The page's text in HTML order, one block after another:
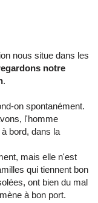
nous situe dans les
notre
.
on spontanément.
l'homme
bord, dans la
mais elle n'est
qui tiennent bon
ont bien du mal
à bon port.